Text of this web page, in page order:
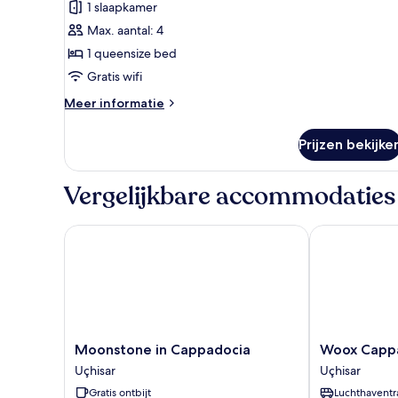
Design
kamer
laden
1 slaapkamer
Max. aantal: 4
1 queensize bed
Gratis wifi
Meer informatie
Meer
kamer
Prijzen
Vergelijkbare accommodaties
Moonstone
in
Cappadocia
Moonstone in Cappadocia
Uçhisar
Gratis ontbijt
Moonstone in Cappadocia
Woox
Cappadocia
Hotel
Woox
Uçhisar
Woox